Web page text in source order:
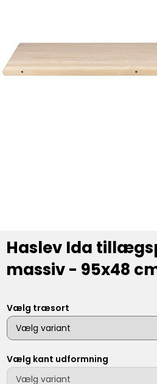
Haslev Ida
massiv - 95x48
Vælg træsort
Vælg kant udformning